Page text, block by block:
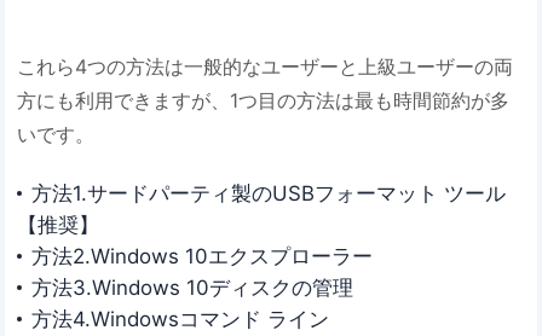
これら4つの方法は一般的なユーザーと上級ユーザーの両
方にも利用できますが、1つ目の方法は最も時間節約が多
いです。
方法1.サードパーティ製のUSBフォーマット ツール
【推奨】
方法2.Windows 10エクスプローラー
方法3.Windows 10ディスクの管理
方法4.Windowsコマンド ライン